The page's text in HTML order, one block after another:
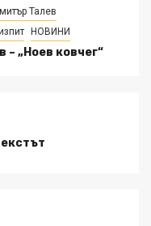
Талев
НОВИНИ
– „Ноев ковчег“